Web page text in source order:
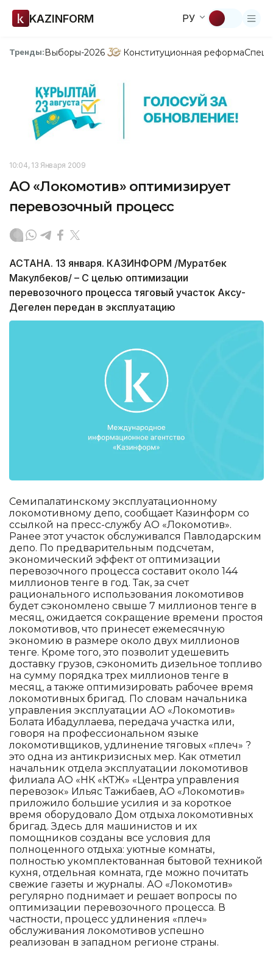
KAZINFORM РУ
Тренды:Выборы-2026 Конституционная реформа
10:04, 13 Января 2009
АО «Локомотив» оптимизирует
перевозочный процесс
АСТАНА. 13 января. КАЗИНФОРМ /Муратбек
Макулбеков/ – С целью оптимизации
перевозочного процесса тяговый участок Аксу-
Дегелен передан в эксплуатацию
Семипалатинскому эксплуатационному
локомотивному депо, сообщает Казинформ со
ссылкой на пресс-службу АО «Локомотив».
Ранее этот участок обслуживался Павлодарским
депо. По предварительным подсчетам,
экономический эффект от оптимизации
перевозочного процесса составит около 144
миллионов тенге в год. Так, за счет
рационального использования локомотивов
будет сэкономлено свыше 7 миллионов тенге в
месяц, ожидается сокращение времени простоя
локомотивов, что принесет ежемесячную
экономию в размере около двух миллионов
тенге. Кроме того, это позволит удешевить
доставку грузов, сэкономить дизельное топливо
на сумму порядка трех миллионов тенге в
месяц, а также оптимизировать рабочее время
локомотивных бригад. По словам начальника
управления эксплуатации АО «Локомотив»
Болата Ибадуллаева, передача участка или,
говоря на профессиональном языке
локомотивщиков, удлинение тяговых «плеч» ?
это одна из антикризисных мер. Как отметил
начальник отдела эксплуатации локомотивов
филиала АО «НК «КТЖ» «Центра управления
перевозок» Ильяс Тажибаев, АО «Локомотив»
приложило большие усилия и за короткое
время оборудовало Дом отдыха локомотивных
бригад. Здесь для машинистов и их
помощников созданы все условия для
полноценного отдыха: уютные комнаты,
полностью укомплектованная бытовой техникой
кухня, отдельная комната, где можно почитать
свежие газеты и журналы. АО «Локомотив»
регулярно поднимает и решает вопросы по
оптимизации перевозочного процесса. В
частности, процесс удлинения «плеч»
обслуживания локомотивов успешно
реализован в западном регионе страны.